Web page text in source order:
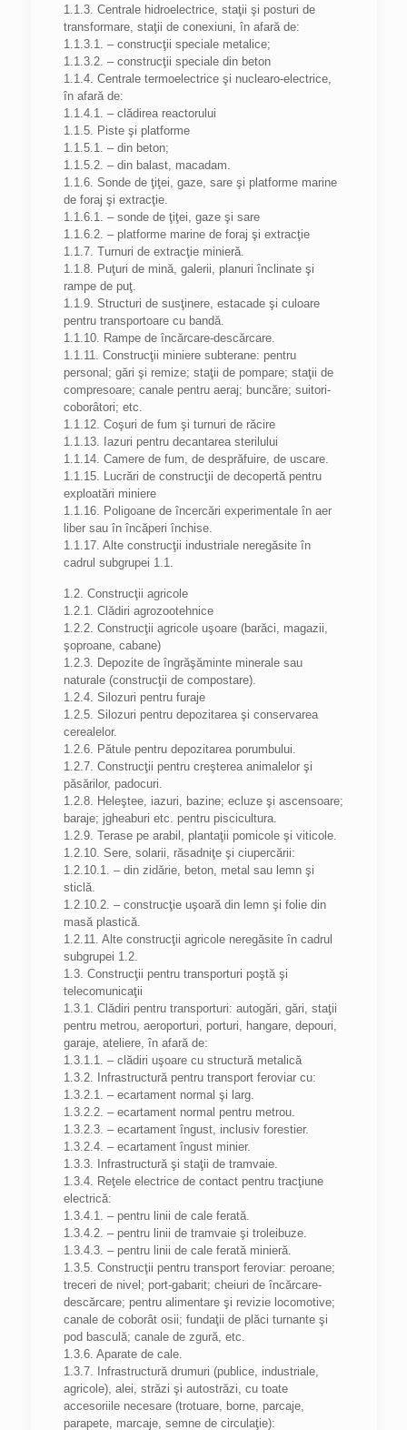
1.1.3. Centrale hidroelectrice, staţii şi posturi de
transformare, staţii de conexiuni, în afară de:
1.1.3.1. – construcţii speciale metalice;
1.1.3.2. – construcţii speciale din beton
1.1.4. Centrale termoelectrice şi nuclearo-electrice,
în afară de:
1.1.4.1. – clădirea reactorului
1.1.5. Piste şi platforme
1.1.5.1. – din beton;
1.1.5.2. – din balast, macadam.
1.1.6. Sonde de ţiţei, gaze, sare şi platforme marine
de foraj şi extracţie.
1.1.6.1. – sonde de ţiţei, gaze şi sare
1.1.6.2. – platforme marine de foraj şi extracţie
1.1.7. Turnuri de extracţie minieră.
1.1.8. Puţuri de mină, galerii, planuri înclinate şi
rampe de puţ.
1.1.9. Structuri de susţinere, estacade şi culoare
pentru transportoare cu bandă.
1.1.10. Rampe de încărcare-descărcare.
1.1.11. Construcţii miniere subterane: pentru
personal; gări şi remize; staţii de pompare; staţii de
compresoare; canale pentru aeraj; buncăre; suitori-
coborâtori; etc.
1.1.12. Coşuri de fum şi turnuri de răcire
1.1.13. Iazuri pentru decantarea sterilului
1.1.14. Camere de fum, de desprăfuire, de uscare.
1.1.15. Lucrări de construcţii de decopertă pentru
exploatări miniere
1.1.16. Poligoane de încercări experimentale în aer
liber sau în încăperi închise.
1.1.17. Alte construcţii industriale neregăsite în
cadrul subgrupei 1.1.
1.2. Construcţii agricole
1.2.1. Clădiri agrozootehnice
1.2.2. Construcţii agricole uşoare (barăci, magazii,
şoproane, cabane)
1.2.3. Depozite de îngrăşăminte minerale sau
naturale (construcţii de compostare).
1.2.4. Silozuri pentru furaje
1.2.5. Silozuri pentru depozitarea şi conservarea
cerealelor.
1.2.6. Pătule pentru depozitarea porumbului.
1.2.7. Construcţii pentru creşterea animalelor şi
păsărilor, padocuri.
1.2.8. Heleştee, iazuri, bazine; ecluze şi ascensoare;
baraje; jgheaburi etc. pentru piscicultura.
1.2.9. Terase pe arabil, plantaţii pomicole şi viticole.
1.2.10. Sere, solarii, răsadniţe şi ciupercării:
1.2.10.1. – din zidărie, beton, metal sau lemn şi
sticlă.
1.2.10.2. – construcţie uşoară din lemn şi folie din
masă plastică.
1.2.11. Alte construcţii agricole neregăsite în cadrul
subgrupei 1.2.
1.3. Construcţii pentru transporturi poştă şi
telecomunicaţii
1.3.1. Clădiri pentru transporturi: autogări, gări, staţii
pentru metrou, aeroporturi, porturi, hangare, depouri,
garaje, ateliere, în afară de:
1.3.1.1. – clădiri uşoare cu structură metalică
1.3.2. Infrastructură pentru transport feroviar cu:
1.3.2.1. – ecartament normal şi larg.
1.3.2.2. – ecartament normal pentru metrou.
1.3.2.3. – ecartament îngust, inclusiv forestier.
1.3.2.4. – ecartament îngust minier.
1.3.3. Infrastructură şi staţii de tramvaie.
1.3.4. Reţele electrice de contact pentru tracţiune
electrică:
1.3.4.1. – pentru linii de cale ferată.
1.3.4.2. – pentru linii de tramvaie şi troleibuze.
1.3.4.3. – pentru linii de cale ferată minieră.
1.3.5. Construcţii pentru transport feroviar: peroane;
treceri de nivel; port-gabarit; cheiuri de încărcare-
descărcare; pentru alimentare şi revizie locomotive;
canale de coborât osii; fundaţii de plăci turnante şi
pod basculă; canale de zgură, etc.
1.3.6. Aparate de cale.
1.3.7. Infrastructură drumuri (publice, industriale,
agricole), alei, străzi şi autostrăzi, cu toate
accesoriile necesare (trotuare, borne, parcaje,
parapete, marcaje, semne de circulaţie):